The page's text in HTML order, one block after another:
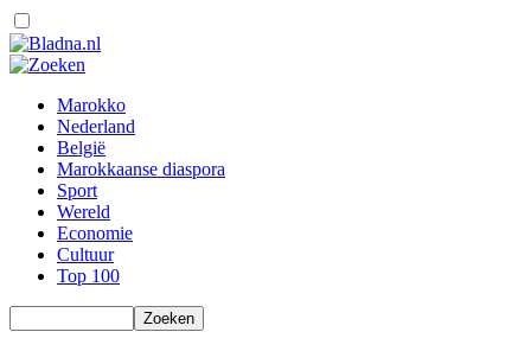
Marokko
Nederland
België
Marokkaanse diaspora
Sport
Wereld
Economie
Cultuur
Top 100